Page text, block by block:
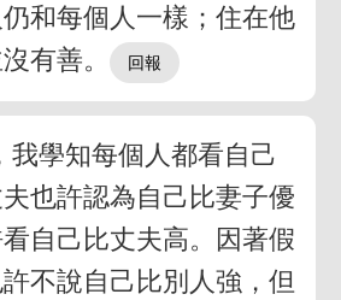
和每個人一樣；住在他
有善。
我學知每個人都看自己
也許認為自己比妻子優
自己比丈夫高。因著假
不說自己比別人強，但